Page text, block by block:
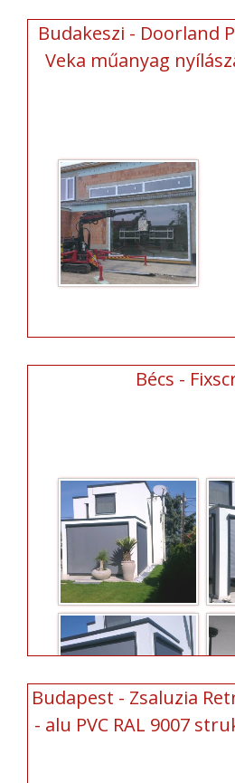
Budakeszi - Doorland
Veka műanyag
Bécs -
Budapest - Zsaluzia
- alu PVC RAL 9007